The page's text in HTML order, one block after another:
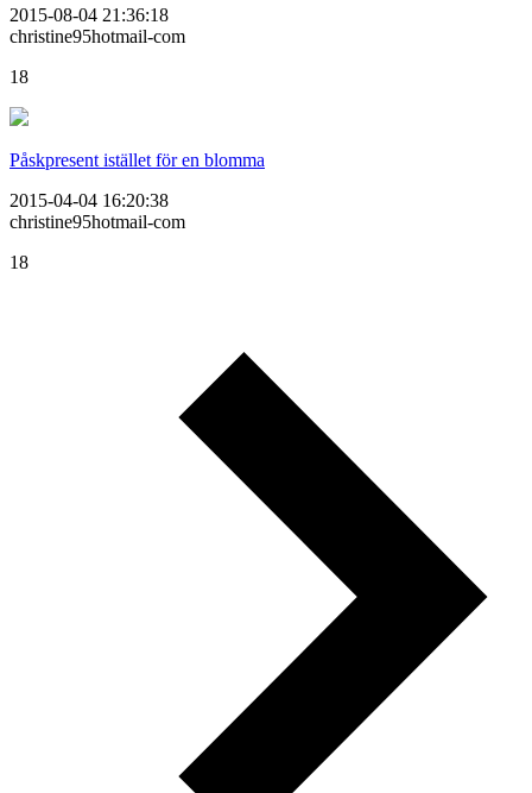
2015-08-04 21:36:18
christine95hotmail-com
18
Påskpresent istället för en blomma
2015-04-04 16:20:38
christine95hotmail-com
18